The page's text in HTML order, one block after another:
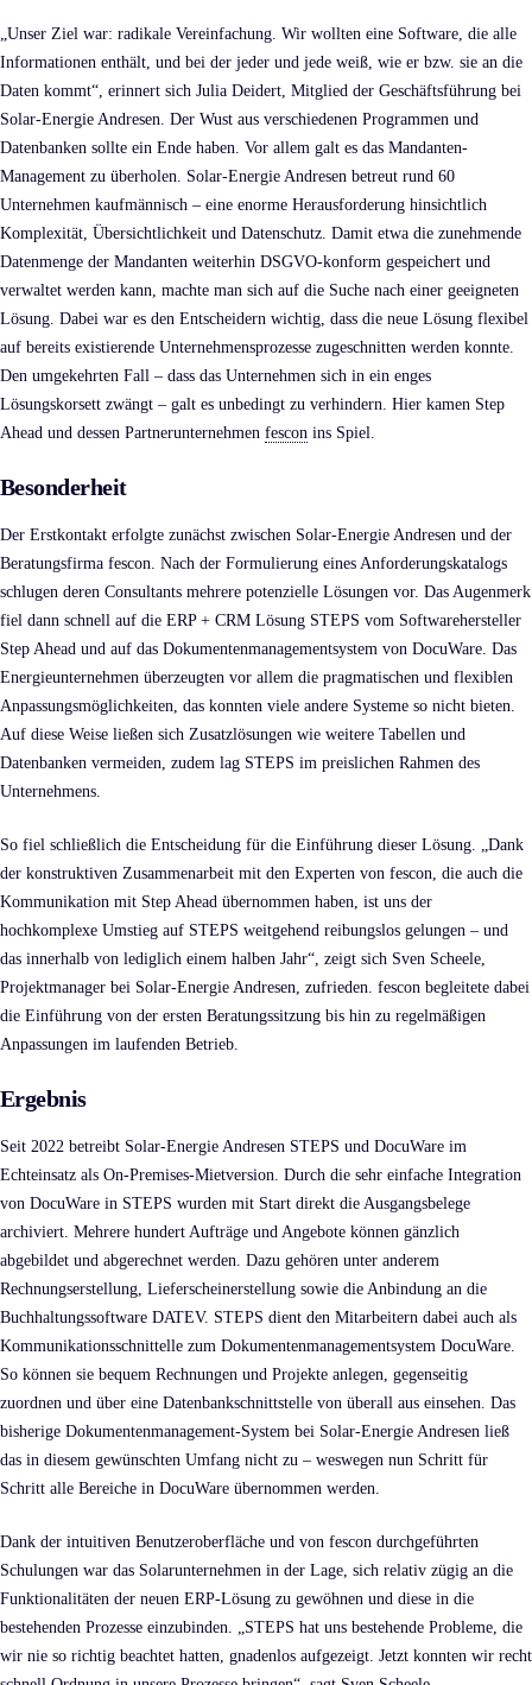
„Unser Ziel war: radikale Vereinfachung. Wir wollten eine Software, die alle
Informationen enthält, und bei der jeder und jede weiß, wie er bzw. sie an die
Daten kommt“, erinnert sich Julia Deidert, Mitglied der Geschäftsführung bei
Solar-Energie Andresen. Der Wust aus verschiedenen Programmen und
Datenbanken sollte ein Ende haben. Vor allem galt es das Mandanten-
Management zu überholen. Solar-Energie Andresen betreut rund 60
Unternehmen kaufmännisch – eine enorme Herausforderung hinsichtlich
Komplexität, Übersichtlichkeit und Datenschutz. Damit etwa die zunehmende
Datenmenge der Mandanten weiterhin DSGVO-konform gespeichert und
verwaltet werden kann, machte man sich auf die Suche nach einer geeigneten
Lösung. Dabei war es den Entscheidern wichtig, dass die neue Lösung flexibel
auf bereits existierende Unternehmensprozesse zugeschnitten werden konnte.
Den umgekehrten Fall – dass das Unternehmen sich in ein enges
Lösungskorsett zwängt – galt es unbedingt zu verhindern. Hier kamen Step
Ahead und dessen Partnerunternehmen fescon ins Spiel.
Besonderheit
Der Erstkontakt erfolgte zunächst zwischen Solar-Energie Andresen und der
Beratungsfirma fescon. Nach der Formulierung eines Anforderungskatalogs
schlugen deren Consultants mehrere potenzielle Lösungen vor. Das Augenmerk
fiel dann schnell auf die ERP + CRM Lösung STEPS vom Softwarehersteller
Step Ahead und auf das Dokumentenmanagementsystem von DocuWare. Das
Energieunternehmen überzeugten vor allem die pragmatischen und flexiblen
Anpassungsmöglichkeiten, das konnten viele andere Systeme so nicht bieten.
Auf diese Weise ließen sich Zusatzlösungen wie weitere Tabellen und
Datenbanken vermeiden, zudem lag STEPS im preislichen Rahmen des
Unternehmens.
So fiel schließlich die Entscheidung für die Einführung dieser Lösung. „Dank
der konstruktiven Zusammenarbeit mit den Experten von fescon, die auch die
Kommunikation mit Step Ahead übernommen haben, ist uns der
hochkomplexe Umstieg auf STEPS weitgehend reibungslos gelungen – und
das innerhalb von lediglich einem halben Jahr“, zeigt sich Sven Scheele,
Projektmanager bei Solar-Energie Andresen, zufrieden. fescon begleitete dabei
die Einführung von der ersten Beratungssitzung bis hin zu regelmäßigen
Anpassungen im laufenden Betrieb.
Ergebnis
Seit 2022 betreibt Solar-Energie Andresen STEPS und DocuWare im
Echteinsatz als On-Premises-Mietversion. Durch die sehr einfache Integration
von DocuWare in STEPS wurden mit Start direkt die Ausgangsbelege
archiviert. Mehrere hundert Aufträge und Angebote können gänzlich
abgebildet und abgerechnet werden. Dazu gehören unter anderem
Rechnungserstellung, Lieferscheinerstellung sowie die Anbindung an die
Buchhaltungssoftware DATEV. STEPS dient den Mitarbeitern dabei auch als
Kommunikationsschnittelle zum Dokumentenmanagementsystem DocuWare.
So können sie bequem Rechnungen und Projekte anlegen, gegenseitig
zuordnen und über eine Datenbankschnittstelle von überall aus einsehen. Das
bisherige Dokumentenmanagement-System bei Solar-Energie Andresen ließ
das in diesem gewünschten Umfang nicht zu – weswegen nun Schritt für
Schritt alle Bereiche in DocuWare übernommen werden.
Dank der intuitiven Benutzeroberfläche und von fescon durchgeführten
Schulungen war das Solarunternehmen in der Lage, sich relativ zügig an die
Funktionalitäten der neuen ERP-Lösung zu gewöhnen und diese in die
bestehenden Prozesse einzubinden. „STEPS hat uns bestehende Probleme, die
wir nie so richtig beachtet hatten, gnadenlos aufgezeigt. Jetzt konnten wir recht